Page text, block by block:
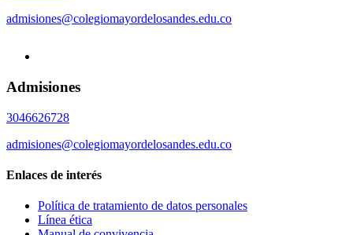
admisiones@colegiomayordelosandes.edu.co
Admisiones
3046626728
admisiones@colegiomayordelosandes.edu.co
Enlaces de interés
Política de tratamiento de datos personales
Línea ética